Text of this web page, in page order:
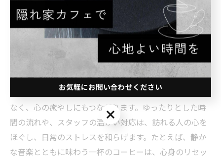
ターを増やす要因となります。美味しさと居心地の両立
を目指すなら、空間作りのこだわりを見逃さないことが
カフェで感じる癒やしの美味しい体験
カフェでの美味しい体験は、食べ物や飲み物の味だけで
なく、心の癒やしにもつながります。ゆったりとした時
間の流れや、スタッフの温かい対応は、訪れる人の心を
ほぐし、日常のストレスを和らげます。たとえば、静か
な音楽とともに味わう一杯のコーヒーは、心身のリセッ
お気軽にお問い合わせください
お気軽にお問い合わせください